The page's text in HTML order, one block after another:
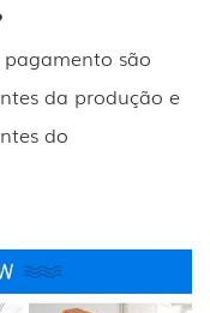
são
da produção e
do